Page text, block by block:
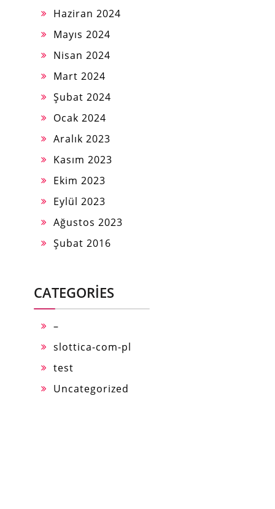
Haziran 2024
Mayıs 2024
Nisan 2024
Mart 2024
Şubat 2024
Ocak 2024
Aralık 2023
Kasım 2023
Ekim 2023
Eylül 2023
Ağustos 2023
Şubat 2016
CATEGORIES
–
slottica-com-pl
test
Uncategorized